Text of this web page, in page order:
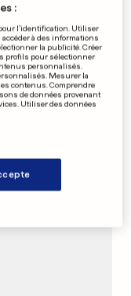
de Haut-
:
l’identification. Utiliser
à des informations
la publicité. Créer
profils pour sélectionner
personnalisés.
Mesurer la
contenus. Comprendre
de données provenant
Utiliser des données